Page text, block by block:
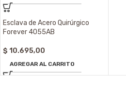
Esclava de Acero Quirúrgico
Forever 4055AB
$ 10.695,00
AGREGAR AL CARRITO